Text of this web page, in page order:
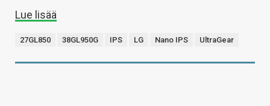
Lue lisää
27GL850 38GL950G IPS LG Nano IPS UltraGear